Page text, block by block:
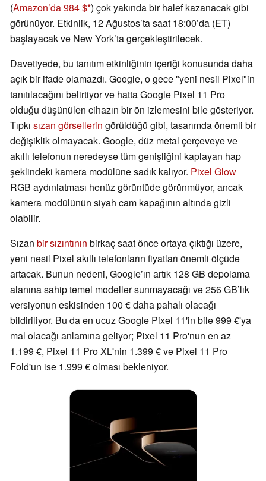
(Amazon’da 984 $ ) çok yakında bir halef kazanacak gibi
görünüyor. Etkinlik, 12 Ağustos’ta saat 18:00’da (ET)
başlayacak ve New York’ta gerçekleştirilecek.
Davetiyede, bu tanıtım etkinliğinin içeriği konusunda daha
açık bir ifade olamazdı. Google, o gece "yeni nesil Pixel"in
tanıtılacağını belirtiyor ve hatta Google Pixel 11 Pro
olduğu düşünülen cihazın bir ön izlemesini bile gösteriyor.
Tıpkı sızan görsellerin görüldüğü gibi, tasarımda önemli bir
değişiklik olmayacak. Google, düz metal çerçeveye ve
akıllı telefonun neredeyse tüm genişliğini kaplayan hap
şeklindeki kamera modülüne sadık kalıyor. Pixel Glow
RGB aydınlatması henüz görüntüde görünmüyor, ancak
kamera modülünün siyah cam kapağının altında gizli
olabilir.
Sızan bir sızıntının birkaç saat önce ortaya çıktığı üzere,
yeni nesil Pixel akıllı telefonların fiyatları önemli ölçüde
artacak. Bunun nedeni, Google’ın artık 128 GB depolama
alanına sahip temel modeller sunmayacağı ve 256 GB’lık
versiyonun eskisinden 100 € daha pahalı olacağı
bildiriliyor. Bu da en ucuz Google Pixel 11'in bile 999 €'ya
mal olacağı anlamına geliyor; Pixel 11 Pro'nun en az
1.199 €, Pixel 11 Pro XL'nin 1.399 € ve Pixel 11 Pro
Fold'un ise 1.999 € olması bekleniyor.